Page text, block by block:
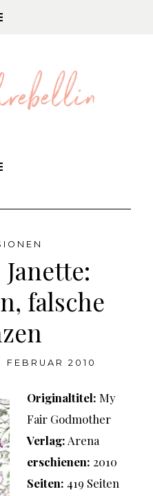
falsche
FEBRUAR 2010
Originaltitel: My
Fair Godmother
Verlag: Arena
erschienen: 2010
Seiten: 419 Seiten